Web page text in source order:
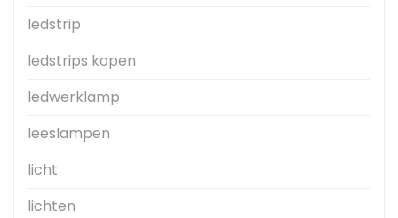
ledstrip
ledstrips kopen
ledwerklamp
leeslampen
licht
lichten